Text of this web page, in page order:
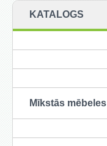
KATALOGS
Mīkstās mēbeles